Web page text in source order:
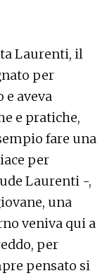
Laurenti, il
per
e aveva
e pratiche,
fare una
per
Laurenti -,
una
veniva qui a
per
pensato si